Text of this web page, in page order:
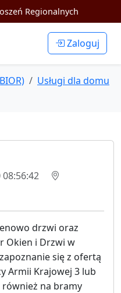
Regionalnych
Zaloguj
Usługi dla domu
08:56:42
drzwi oraz
Okien i Drzwi w
się z ofertą
Armii Krajowej 3 lub
na bramy